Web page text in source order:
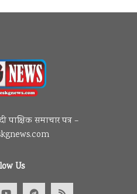
पाक्षिक समाचार पत्र –
Us